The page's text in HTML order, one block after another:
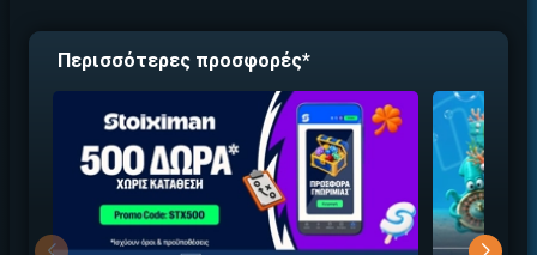
Περισσότερες προσφορές*
↪ΠΑΙΞΕ ΝΟΜΙΜΑ
ΕΕΕΠ | 21+ | ΠΑΙΞΕ ΥΠΕΥΘΥΝΑ